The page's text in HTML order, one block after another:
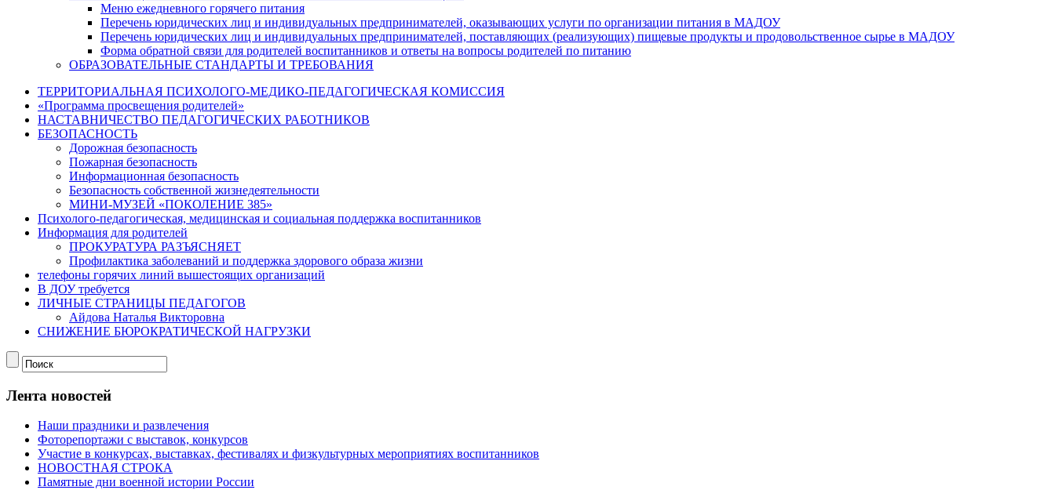
Меню ежедневного горячего питания
Перечень юридических лиц и индивидуальных предпринимателей, оказывающих услуги по организации питания в МАДОУ
Перечень юридических лиц и индивидуальных предпринимателей, поставляющих (реализующих) пищевые продукты и продовольственное сырье в МАДОУ
Форма обратной связи для родителей воспитанников и ответы на вопросы родителей по питанию
ОБРАЗОВАТЕЛЬНЫЕ СТАНДАРТЫ И ТРЕБОВАНИЯ
ТЕРРИТОРИАЛЬНАЯ ПСИХОЛОГО-МЕДИКО-ПЕДАГОГИЧЕСКАЯ КОМИССИЯ
«Программа просвещения родителей»
НАСТАВНИЧЕСТВО ПЕДАГОГИЧЕСКИХ РАБОТНИКОВ
БЕЗОПАСНОСТЬ
Дорожная безопасность
Пожарная безопасность
Информационная безопасность
Безопасность собственной жизнедеятельности
МИНИ-МУЗЕЙ «ПОКОЛЕНИЕ 385»
Психолого-педагогическая, медицинская и социальная поддержка воспитанников
Информация для родителей
ПРОКУРАТУРА РАЗЪЯСНЯЕТ
Профилактика заболеваний и поддержка здорового образа жизни
телефоны горячих линий вышестоящих организаций
В ДОУ требуется
ЛИЧНЫЕ СТРАНИЦЫ ПЕДАГОГОВ
Айдова Наталья Викторовна
СНИЖЕНИЕ БЮРОКРАТИЧЕСКОЙ НАГРУЗКИ
Лента новостей
Наши праздники и развлечения
Фоторепортажи с выставок, конкурсов
Участие в конкурсах, выставках, фестивалях и физкультурных мероприятиях воспитанников
НОВОСТНАЯ СТРОКА
Памятные дни военной истории России